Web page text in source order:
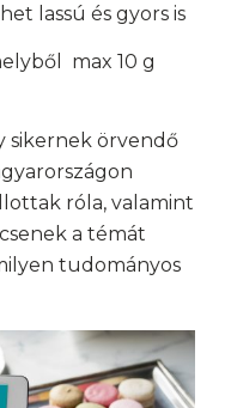
lassú és gyors is
max 10 g
sikernek örvendő
róla, valamint
a témát
tudományos